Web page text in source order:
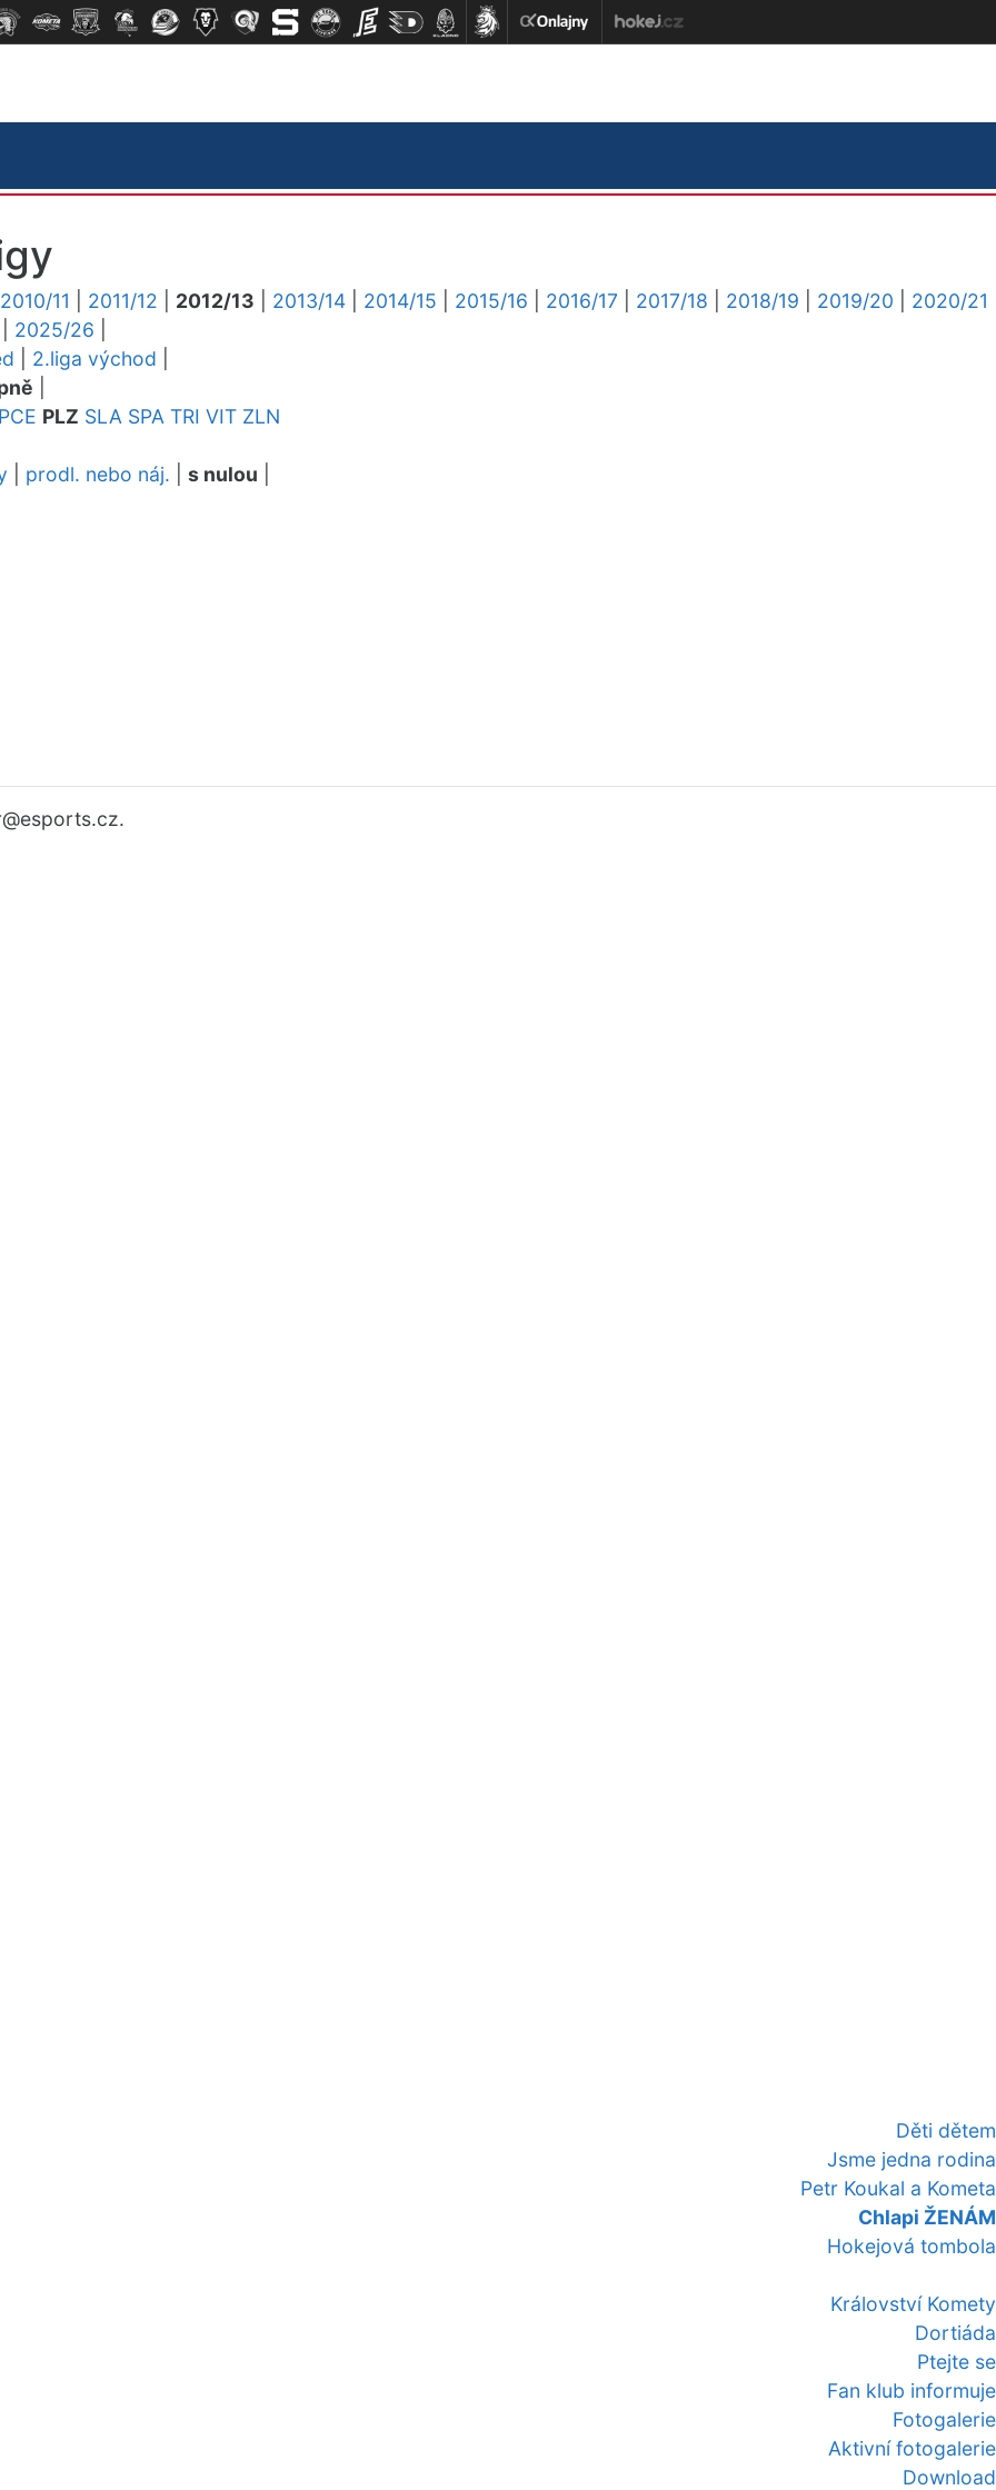
Děti dětem
Jsme jedna rodina
Petr Koukal a Kometa
Chlapi ŽENÁM
Hokejová tombola
Království Komety
Dortiáda
Ptejte se
Fan klub informuje
Fotogalerie
Aktivní fotogalerie
Download
2010/11 2011/12 2012/13 2013/14 2014/15 2015/16 2016/17 2017/18 2018/19 2019/20
2020/21
2025/26
2.liga východ
PCE PLZ SLA SPA TRI VIT ZLN
prodl. nebo náj. s nulou
@esports.cz.